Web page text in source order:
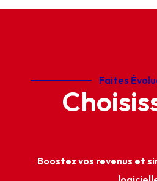
Faites
Boostez vos revenus et